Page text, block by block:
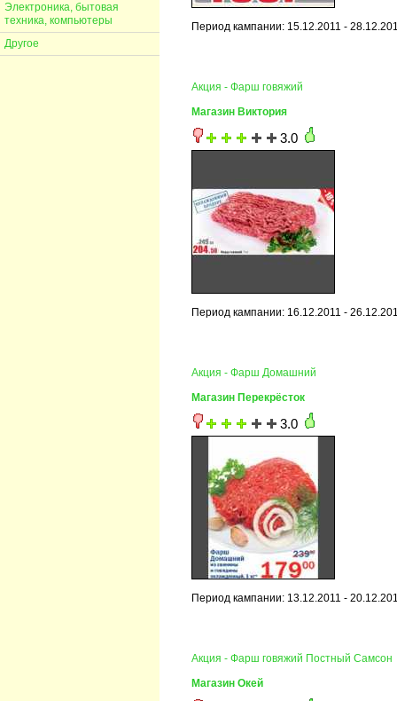
Электроника, бытовая
техника, компьютеры
Другое
Период кампании: 15.12.2011 -
Акция - Фарш говяжий
Магазин Виктория
3.0
Период кампании: 16.12.2011 -
Акция - Фарш Домашний
Магазин Перекрёсток
3.0
Период кампании: 13.12.2011 -
Акция - Фарш говяжий Постный Самсон
Магазин Окей